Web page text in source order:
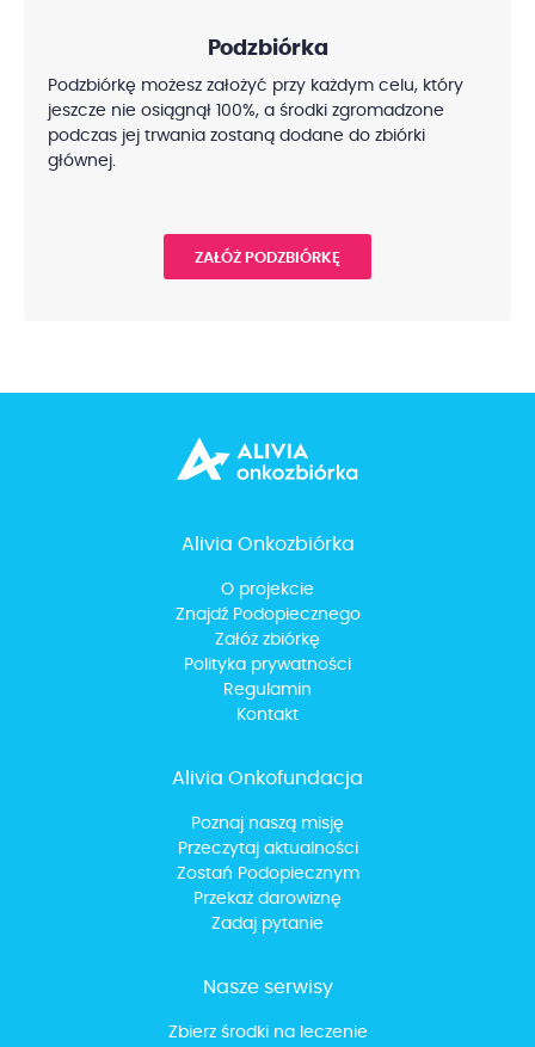
Podzbiórka
Podzbiórkę możesz założyć przy każdym celu, który
jeszcze nie osiągnął 100%, a środki zgromadzone
podczas jej trwania zostaną dodane do zbiórki
głównej.
ZAŁÓŻ PODZBIÓRKĘ
Alivia Onkozbiórka
O projekcie
Znajdź Podopiecznego
Załóż zbiórkę
Polityka prywatności
Regulamin
Kontakt
Alivia Onkofundacja
Poznaj naszą misję
Przeczytaj aktualności
Zostań Podopiecznym
Przekaż darowiznę
Zadaj pytanie
Nasze serwisy
Zbierz środki na leczenie